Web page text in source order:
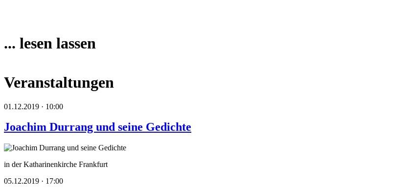
... lesen lassen
Veranstaltungen
01.12.2019 · 10:00
Joachim Durrang und seine Gedichte
in der Katharinenkirche Frankfurt
05.12.2019 · 17:00